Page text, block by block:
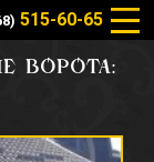
515-60-65
ВОРОТА: